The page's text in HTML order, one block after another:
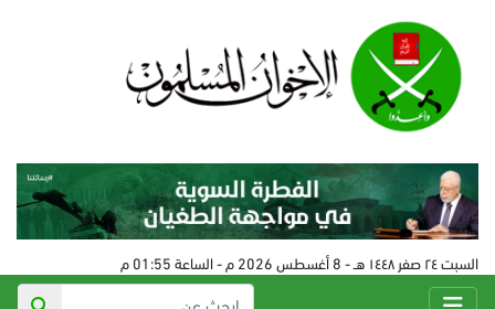
السبت ٢٤ صفر ١٤٤٨ هـ - 8 أغسطس 2026 م - الساعة 01:55 م